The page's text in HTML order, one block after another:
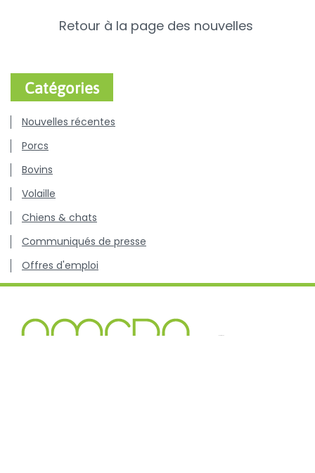
Retour à la page des nouvelles
Catégories
Nouvelles récentes
Porcs
Bovins
Volaille
Chiens & chats
Communiqués de presse
Offres d'emploi